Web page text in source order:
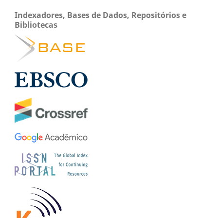
Indexadores, Bases de Dados, Repositórios e
Bibliotecas